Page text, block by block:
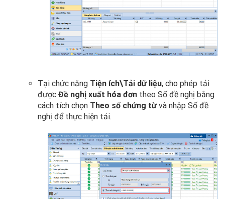
Tại chức năng Tiện ích\Tải dữ liệu, cho phép tải
được Đề nghị xuất hóa đơn theo Số đề nghị bằng
cách tích chọn Theo số chứng từvà nhập Số đề
nghị để thực hiện tải.